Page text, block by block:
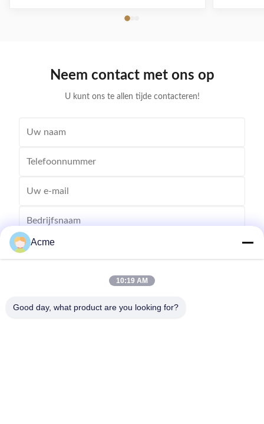
Cleaner combines 180W ultrasonic power and dual-
efficiently while maintaining their integrity. Advanced
Neem contact met ons op
U kunt ons te allen tijde contacteren!
Acme
10:19 AM
Good day, what product are you looking for?